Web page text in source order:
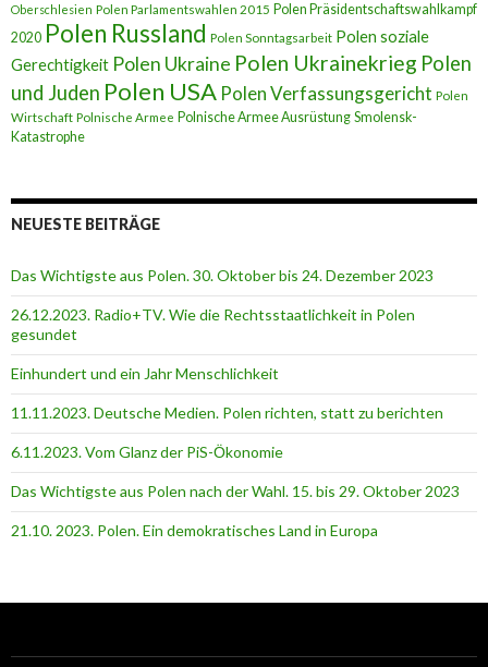
Oberschlesien Polen Parlamentswahlen 2015 Polen Präsidentschaftswahlkampf
2020 Polen Russland Polen Sonntagsarbeit Polen soziale
Gerechtigkeit Polen Ukraine Polen Ukrainekrieg Polen
und Juden Polen USA Polen Verfassungsgericht Polen
Wirtschaft Polnische Armee Polnische Armee Ausrüstung Smolensk-
Katastrophe
NEUESTE BEITRÄGE
Das Wichtigste aus Polen. 30. Oktober bis 24. Dezember 2023
26.12.2023. Radio+TV. Wie die Rechtsstaatlichkeit in Polen
gesundet
Einhundert und ein Jahr Menschlichkeit
11.11.2023. Deutsche Medien. Polen richten, statt zu berichten
6.11.2023. Vom Glanz der PiS-Ӧkonomie
Das Wichtigste aus Polen nach der Wahl. 15. bis 29. Oktober 2023
21.10. 2023. Polen. Ein demokratisches Land in Europa